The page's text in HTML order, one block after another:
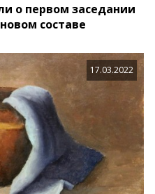
о первом заседании
составе
17.03.2022